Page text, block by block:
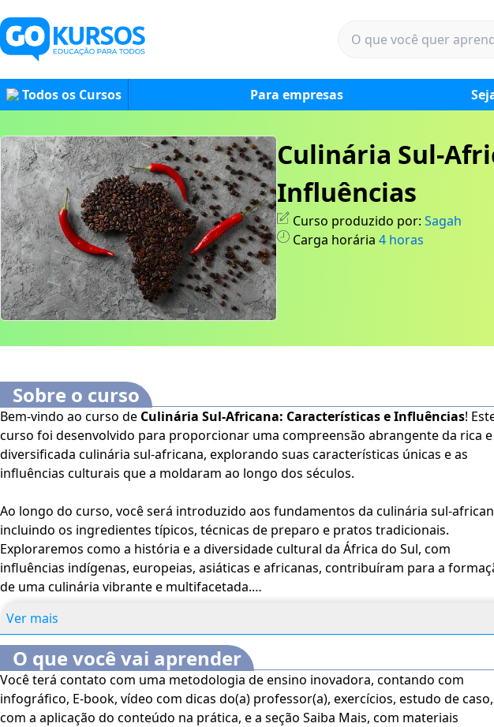
Todos os Cursos Para empresas
Culinária Sul-
Influências
Curso produzido por: Sagah
Carga horária 4 horas
Sobre o curso
Bem-vindo ao curso de Culinária Sul-Africana: Características e Influências!
curso foi desenvolvido para proporcionar uma compreensão abrangente da rica e
diversificada culinária sul-africana, explorando suas características únicas e as
influências culturais que a moldaram ao longo dos séculos.
Ao longo do curso, você será introduzido aos fundamentos da culinária sul-
incluindo os ingredientes típicos, técnicas de preparo e pratos tradicionais.
Exploraremos como a história e a diversidade cultural da África do Sul, com
influências indígenas, europeias, asiáticas e africanas, contribuíram para a
de uma culinária vibrante e multifacetada.
Além disso, discutiremos uma ampla gama de pratos emblemáticos, como o
biltong, ochakalakae obunny chow, analisando suas origens e significados culturais.
Você terá a oportunidade de aprender sobre os desafios e as soluções associadas à
preservação e inovação na culinária sul-africana, bem como as melhores práticas
recriar esses pratos em sua própria cozinha.
Ver mais
O que você vai aprender
Você terá contato com uma metodologia de ensino inovadora, contando com
infográfico, E-book, vídeo com dicas do(a) professor(a), exercícios, estudo de caso,
com a aplicação do conteúdo na prática, e a seção Saiba Mais, com materiais